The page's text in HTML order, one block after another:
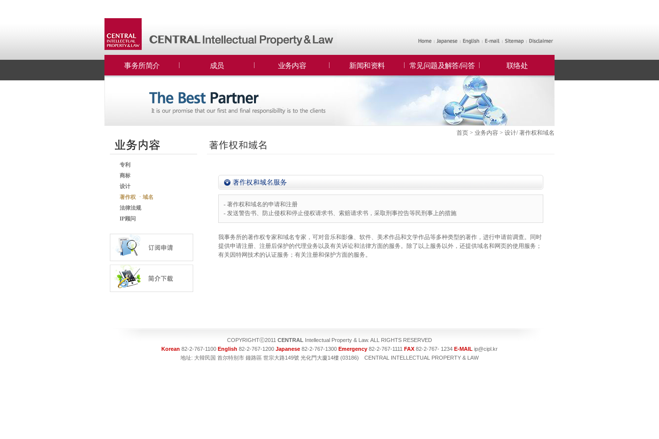
事务所简介 成员 业务内容 新闻和资料 常见问题及解答/问答 联络处
首页 > 业务内容 > 设计/ 著作权和域名
专利
商标
设计
著作权 ㆍ域名
法律法规
IP顾问
- 著作权和域名的申请和注册
- 发送警告书、防止侵权和停止侵权请求书、索赔请求书，采取刑事控告等民刑事上的措施
我事务所的著作权专家和域名专家，可对音乐和影像、软件、美术作品和文学作品等多种类型的著作，进行申请前调查。同时
提供申请注册、注册后保护的代理业务以及有关诉讼和法律方面的服务。除了以上服务以外，还提供域名和网页的使用服务；
有关因特网技术的认证服务；有关注册和保护方面的服务。
COPYRIGHTⓒ2011 CENTRAL Intellectual Property & Law. ALL RIGHTS RESERVED
Korean 82-2-767-1100 English 82-2-767-1200 Japanese 82-2-767-1300 Emergency 82-2-767-1111 FAX 82-2-767- 1234 E-MAIL ip@cipl.kr
地址: 大韓民国 首尔特别市 鐘路區 世宗大路149號 光化門大廈14樓 (03186) CENTRAL INTELLECTUAL PROPERTY & LAW